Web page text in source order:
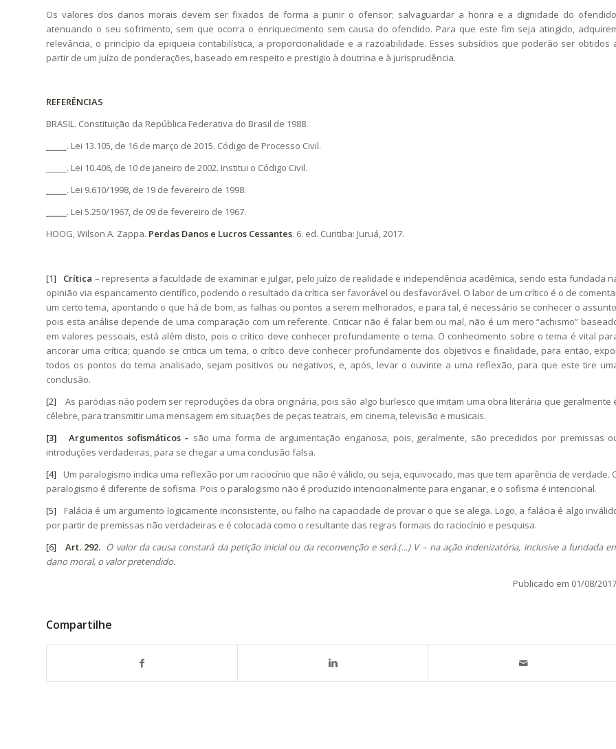
Os valores dos danos morais devem ser fixados de forma a punir o ofensor; salvaguardar a honra e a dignidade do
atenuando o seu sofrimento, sem que ocorra o enriquecimento sem causa do ofendido. Para que este fim seja atingido,
relevância, o princípio da epiqueia contabilística, a proporcionalidade e a razoabilidade. Esses subsídios que poderão ser obtidos
partir de um juízo de ponderações, baseado em respeito e prestigio à doutrina e à jurisprudência.
REFERÊNCIAS
BRASIL. Constituição da República Federativa do Brasil de 1988.
. Lei 13.105, de 16 de março de 2015. Código de Processo Civil.
_____. Lei 10.406, de 10 de janeiro de 2002. Institui o Código Civil.
. Lei 9.610/1998, de 19 de fevereiro de 1998.
. Lei 5.250/1967, de 09 de fevereiro de 1967.
HOOG, Wilson A. Zappa. Perdas Danos e Lucros Cessantes. 6. ed. Curitiba: Juruá, 2017.
[1] Crítica – representa a faculdade de examinar e julgar, pelo juízo de realidade e independência acadêmica, sendo esta fundada
opinião via espancamento científico, podendo o resultado da crítica ser favorável ou desfavorável. O labor de um crítico é o de
um certo tema, apontando o que há de bom, as falhas ou pontos a serem melhorados, e para tal, é necessário se conhecer o assunto,
pois esta análise depende de uma comparação com um referente. Criticar não é falar bem ou mal, não é um mero “achismo”
em valores pessoais, está além disto, pois o crítico deve conhecer profundamente o tema. O conhecimento sobre o tema é vital
ancorar uma crítica; quando se critica um tema, o crítico deve conhecer profundamente dos objetivos e finalidade, para então,
todos os pontos do tema analisado, sejam positivos ou negativos, e, após, levar o ouvinte a uma reflexão, para que este tire
conclusão.
[2] As paródias não podem ser reproduções da obra originária, pois são algo burlesco que imitam uma obra literária que geralmente
célebre, para transmitir uma mensagem em situações de peças teatrais, em cinema, televisão e musicais.
[3]
Argumentos sofismáticos– são uma forma de argumentação enganosa, pois, geralmente, são precedidos por premissas
introduções verdadeiras, para se chegar a uma conclusão falsa.
[4] Um paralogismo indica uma reflexão por um raciocínio que não é válido, ou seja, equivocado, mas que tem aparência de verdade.
paralogismo é diferente de sofisma. Pois o paralogismo não é produzido intencionalmente para enganar, e o sofisma é intencional.
[5] Falácia é um argumento logicamente inconsistente, ou falho na capacidade de provar o que se alega. Logo, a falácia é algo
por partir de premissas não verdadeiras e é colocada como o resultante das regras formais do raciocínio e pesquisa.
[6]
Art. 292. O valor da causa constará da petição inicial ou da reconvenção e será.(…) V – na ação indenizatória, inclusive a fundada
dano moral, o valor pretendido.
Publicado em 01/08/
Compartilhe